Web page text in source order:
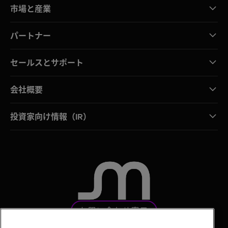
市場と産業
パートナー
セールスとサポート
会社概要
投資家向け情報（IR）
お問い合わせ窓口